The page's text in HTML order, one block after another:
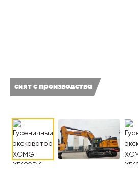
снят с производства